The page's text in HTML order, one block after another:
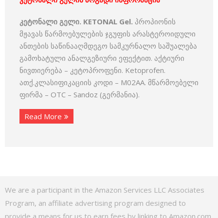
კეტონალი გელი. KETONAL Gel. პროპიონის
მჟავას წარმოებულების ჯგუფის არასტეროიდული
ანთების საწინააღმდეგო სამკურნალო საშუალება
გამოხატული ანალგეზიური ეფექტით. აქტიური
ნივთიერება – კეტოპროფენი. Ketoprofen.
ათქ.კლასიფიკაციის კოდი – M02AA. მწარმოებელი
ფირმა – OTC – Sandoz (გერმანია).
Read More
We are a participant in the Amazon Services LLC Associates
Program, an affiliate advertising program designed to